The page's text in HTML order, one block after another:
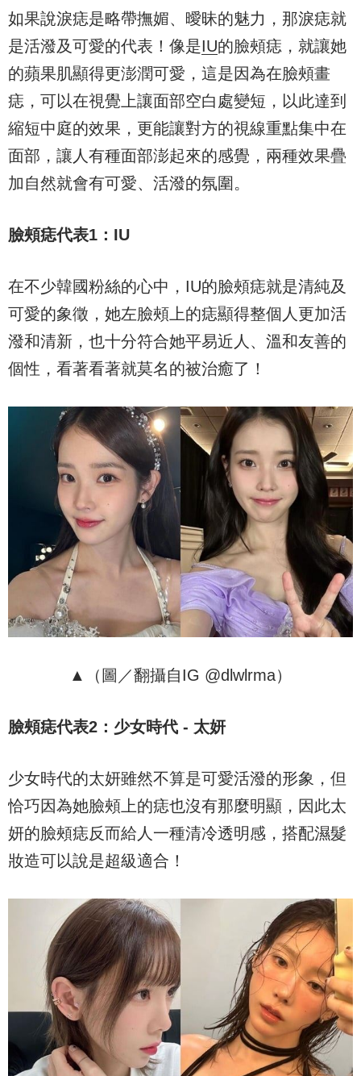
如果說淚痣是略帶撫媚、曖昧的魅力，那淚痣就
是活潑及可愛的代表！像是IU的臉頰痣，就讓她
的蘋果肌顯得更澎潤可愛，這是因為在臉頰畫
痣，可以在視覺上讓面部空白處變短，以此達到
縮短中庭的效果，更能讓對方的視線重點集中在
面部，讓人有種面部澎起來的感覺，兩種效果疊
加自然就會有可愛、活潑的氛圍。
臉頰痣代表1 ： IU
在不少韓國粉絲的心中，IU的臉頰痣就是清純及
可愛的象徵，她左臉頰上的痣顯得整個人更加活
潑和清新，也十分符合她平易近人、溫和友善的
個性，看著看著就莫名的被治癒了！
▲（圖／翻攝自IG @dlwlrma）
臉頰痣代表2 ：少女時代 - 太妍
少女時代的太妍雖然不算是可愛活潑的形象，但
恰巧因為她臉頰上的痣也沒有那麼明顯，因此太
妍的臉頰痣反而給人一種清冷透明感，搭配濕髮
妝造可以說是超級適合！